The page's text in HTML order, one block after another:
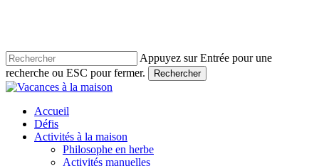
content
Appuyez sur Entrée pour une
recherche ou ESC pour fermer.
Rechercher
Close
account
Menu
Accueil
Défis
Activités à la maison
Philosophe en herbe
Activités manuelles